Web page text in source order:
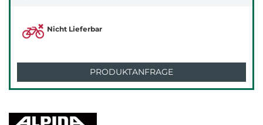
Nicht Lieferbar
PRODUKTANFRAGE